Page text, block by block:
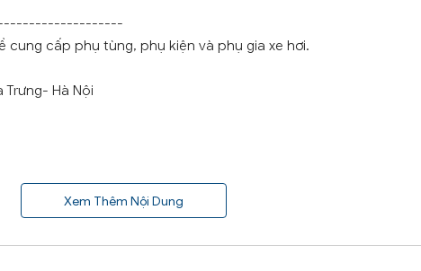
cung cấp phụ tùng, phụ kiện và phụ gia xe hơi.
Trưng- Hà Nội
Xem Thêm Nội Dung